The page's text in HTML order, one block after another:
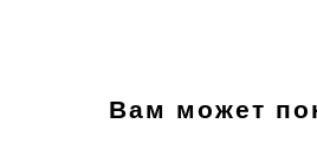
Вам может